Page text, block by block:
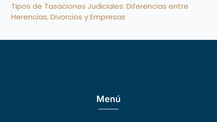
Tipos de Tasaciones Judiciales: Diferencias entre
Herencias, Divorcios y Empresas
Menú